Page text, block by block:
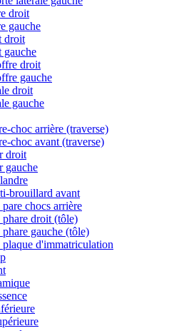
droit
gauche
droit
gauche
droit
gauche
droit
gauche
choc arrière (traverse)
choc avant (traverse)
droit
gauche
brouillard avant
chocs arrière
phare droit (tôle)
gauche (tôle)
plaque d'immatriculation